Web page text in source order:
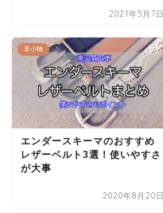
2021年5月7日
革小物
エンダースキーマのおすすめ
レザーベルト3選！使いやすさ
が大事
2020年8月20日